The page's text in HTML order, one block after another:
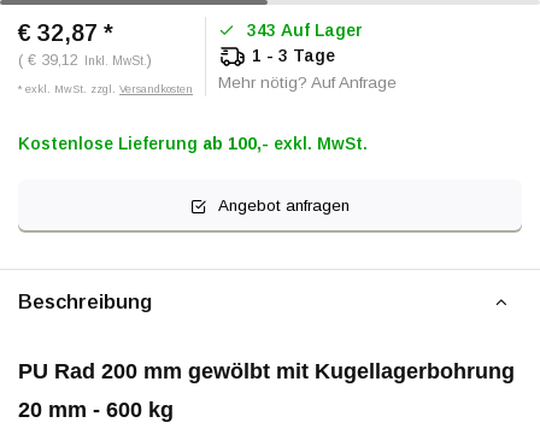
€ 32,87 *
( € 39,12 Inkl. MwSt. )
* exkl. MwSt. zzgl. Versandkosten
343 Auf Lager
1 - 3 Tage
Mehr nötig? Auf Anfrage
Kostenlose Lieferung ab 100,- exkl. MwSt.
Angebot anfragen
Beschreibung
PU Rad 200 mm gewölbt mit Kugellagerbohrung
20 mm - 600 kg